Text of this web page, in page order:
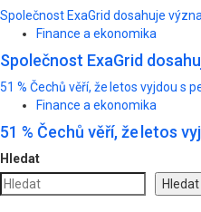
Společnost ExaGrid dosahuje
Finance a ekonomika
Společnost ExaGrid
51 % Čechů věří, že letos vyjdou s
Finance a ekonomika
51 % Čechů věří, že letos
Hledat
Hledat